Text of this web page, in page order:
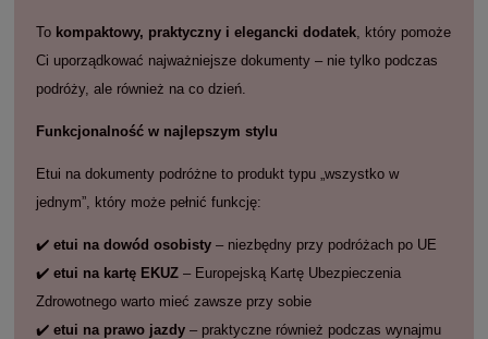
To kompaktowy, praktyczny i elegancki dodatek , który pomoże
Ci uporządkować najważniejsze dokumenty – nie tylko podczas
podróży, ale również na co dzień.
Funkcjonalność w najlepszym stylu
Etui na dokumenty podróżne to produkt typu „wszystko w
jednym”, który może pełnić funkcję:
✔️ etui na dowód osobisty – niezbędny przy podróżach po UE
✔️ etui na kartę EKUZ – Europejską Kartę Ubezpieczenia
Zdrowotnego warto mieć zawsze przy sobie
✔️ etui na prawo jazdy – praktyczne również podczas wynajmu